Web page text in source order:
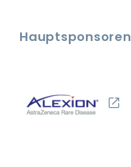
Hauptsponsoren